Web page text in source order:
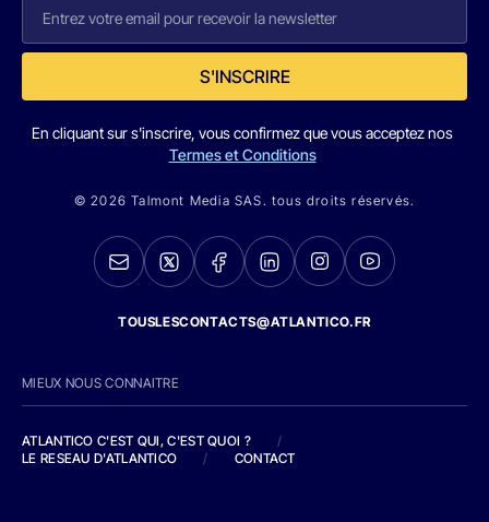
S'INSCRIRE
En cliquant sur s'inscrire, vous confirmez que vous acceptez nos
Termes et Conditions
© 2026 Talmont Media SAS. tous droits réservés.
TOUSLESCONTACTS@ATLANTICO.FR
MIEUX NOUS CONNAITRE
ATLANTICO C'EST QUI, C'EST QUOI ?
/
LE RESEAU D'ATLANTICO
/ CONTACT